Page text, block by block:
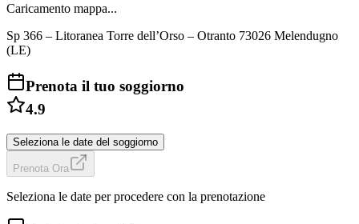
Caricamento mappa...
Sp 366 – Litoranea Torre dell’Orso – Otranto 73026 Melendugno
(LE)
Prenota il tuo soggiorno
4.9
Seleziona le date del soggiorno
Prenota Ora
Seleziona le date per procedere con la prenotazione